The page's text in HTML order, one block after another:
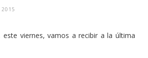
2015
viernes, vamos a recibir a la última